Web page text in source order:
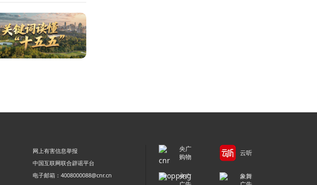
网上有害信息举报
中国互联网联合辟谣平台
电子邮箱：4008000088@cnr.cn
央广
购物
云听
央广
象舞